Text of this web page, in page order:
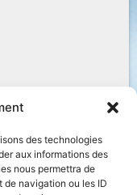
des technologies
aux informations des
nous permettra de
de navigation ou les ID